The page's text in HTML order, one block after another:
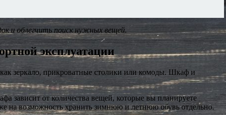
и облегчить поиск нужных вещей.
эксплуатации
зеркало, прикроватные столики или комоды. Шкаф и
зависит от количества вещей, которые вы планируете
на возможность хранить зимнюю и летнюю обувь отдельно.